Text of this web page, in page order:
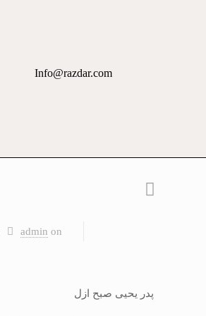
Info@razdar.com
admin on
پدر یحیی صبح ازل